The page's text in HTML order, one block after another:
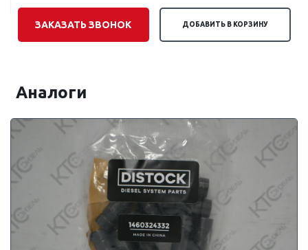
ЗАКАЗАТЬ ЗВОНОК ДОБАВИТЬ В КОРЗИНУ
Аналоги